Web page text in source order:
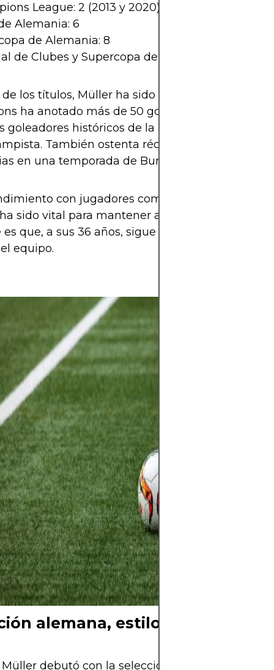
League: 2 (2013 y 2020)
Alemania: 6
de Alemania: 8
de Clubes y Supercopa de Europa: 2
los títulos, Müller ha sido clave en partidos
ha anotado más de 50 goles, siendo uno de
goleadores históricos de la competición para un
También ostenta récords como el de más
en una temporada de Bundesliga (21 en
con jugadores como Lewandowski,
sido vital para mantener al Bayern en la élite.
que, a sus 36 años, sigue siendo titular y
equipo.
alemana, estilo y datos
debutó con la selección alemana en 2010